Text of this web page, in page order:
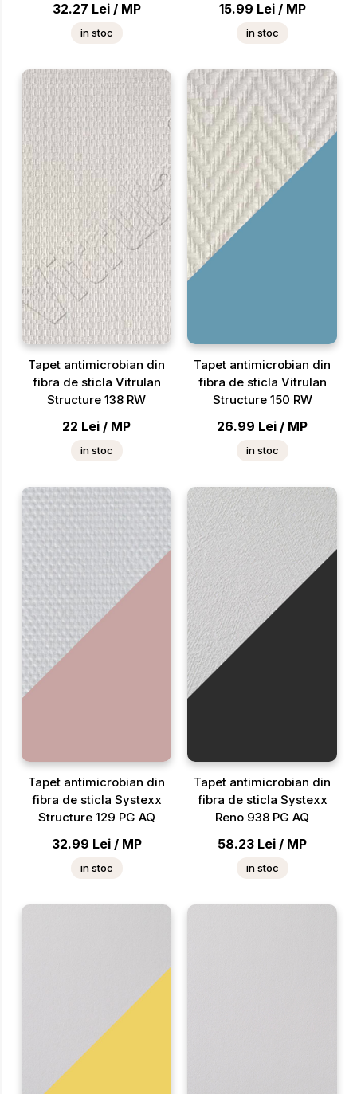
32.27 Lei / MP
in stoc
15.99 Lei / MP
in stoc
Tapet antimicrobian din
fibra de sticla Vitrulan
Structure 138 RW
22 Lei / MP
in stoc
Tapet antimicrobian din
fibra de sticla Vitrulan
Structure 150 RW
26.99 Lei / MP
in stoc
Tapet antimicrobian din
fibra de sticla Systexx
Structure 129 PG AQ
32.99 Lei / MP
in stoc
Tapet antimicrobian din
fibra de sticla Systexx
Reno 938 PG AQ
58.23 Lei / MP
in stoc